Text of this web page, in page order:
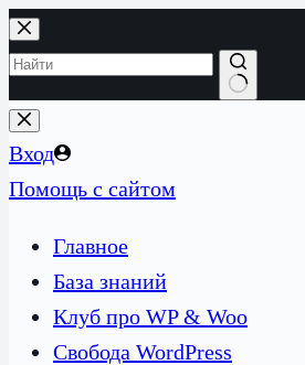
Перейти
к
сути
Ничего
не
найдено
Вход
Помощь с сайтом
Главное
База знаний
Клуб про WP & Woo
Свобода WordPress